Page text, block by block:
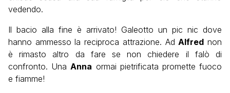
vedendo.
Il bacio alla fine è arrivato! Galeotto un pic nic dove
hanno ammesso la reciproca attrazione. Ad Alfred non
è rimasto altro da fare se non chiedere il falò di
confronto. Una Anna ormai pietrificata promette fuoco
e fiamme!